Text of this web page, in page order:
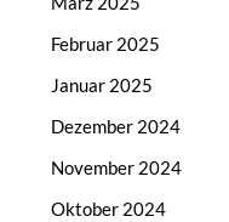
Februar 2025
Januar 2025
Dezember 2024
November 2024
Oktober 2024